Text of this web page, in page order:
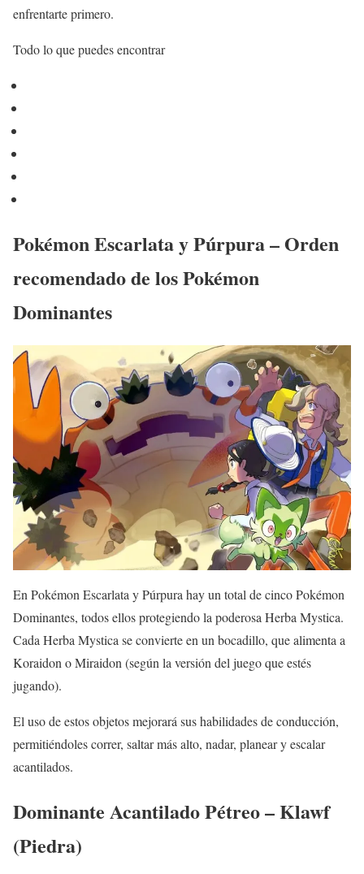
enfrentarte primero.
Todo lo que puedes encontrar
Pokémon Escarlata y Púrpura – Orden
recomendado de los Pokémon
Dominantes
En Pokémon Escarlata y Púrpura hay un total de cinco Pokémon
Dominantes, todos ellos protegiendo la poderosa Herba Mystica.
Cada Herba Mystica se convierte en un bocadillo, que alimenta a
Koraidon o Miraidon (según la versión del juego que estés
jugando).
El uso de estos objetos mejorará sus habilidades de conducción,
permitiéndoles correr, saltar más alto, nadar, planear y escalar
acantilados.
Dominante Acantilado Pétreo – Klawf
(Piedra)